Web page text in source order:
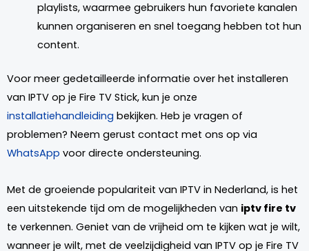
playlists, waarmee gebruikers hun favoriete kanalen
kunnen organiseren en snel toegang hebben tot hun
content.
Voor meer gedetailleerde informatie over het installeren
van IPTV op je Fire TV Stick, kun je onze
installatiehandleiding bekijken. Heb je vragen of
problemen? Neem gerust contact met ons op via
WhatsApp voor directe ondersteuning.
Met de groeiende populariteit van IPTV in Nederland, is het
een uitstekende tijd om de mogelijkheden van iptv fire tv
te verkennen. Geniet van de vrijheid om te kijken wat je wilt,
wanneer je wilt, met de veelzijdigheid van IPTV op je Fire TV